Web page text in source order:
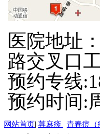
医院地址
路交叉口
预约专线
预约时间:
网站首页| 荨麻疹 | 青春痘（